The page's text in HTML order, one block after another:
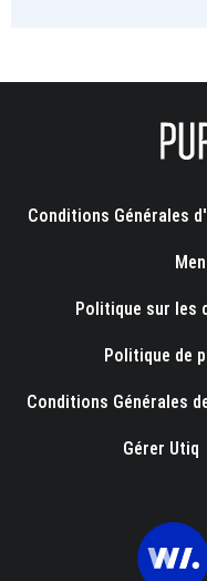
Conditions Générales
Politique sur les
Politique de
Conditions Générales
Gérer Utiq